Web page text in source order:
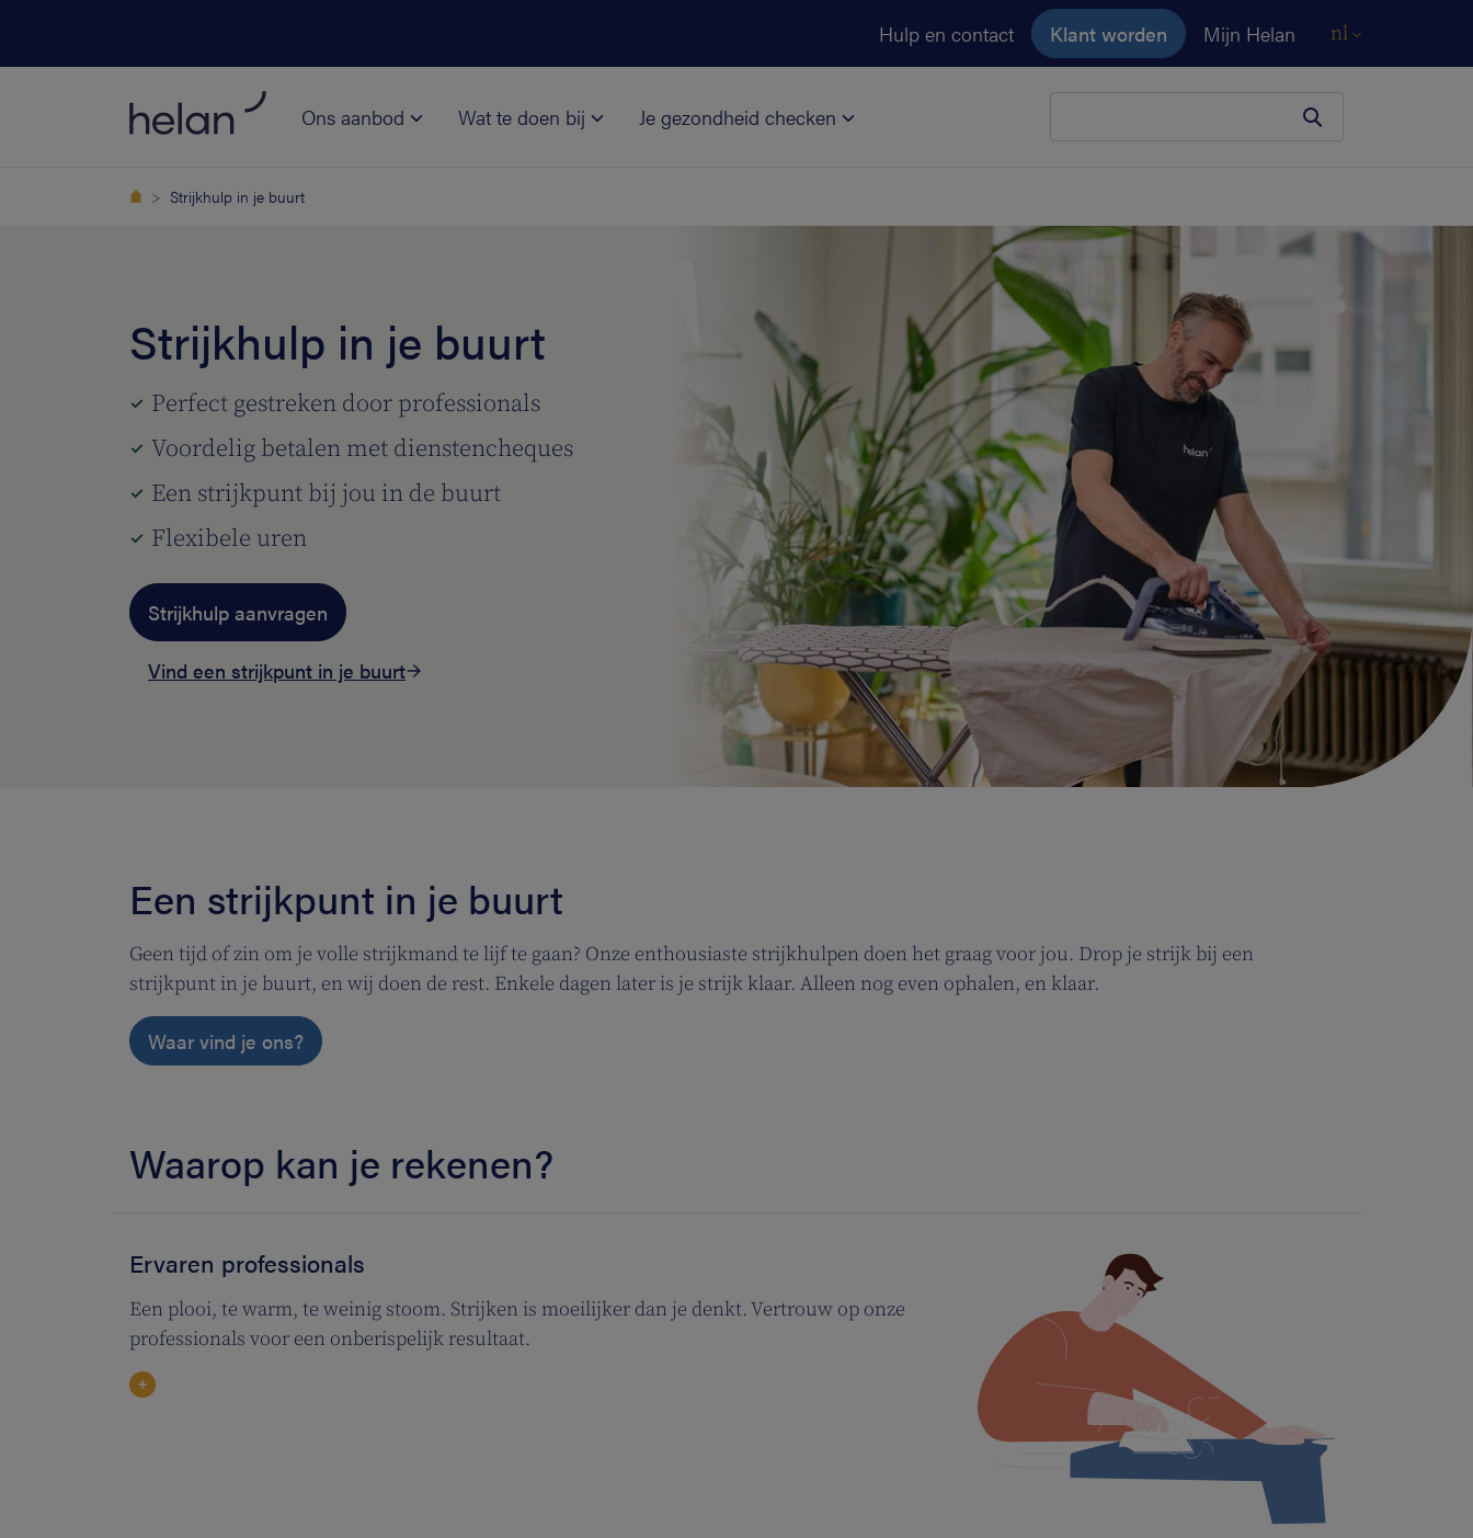
Hulp en contact Klant worden Mijn Helan nl
Ons aanbod Wat te doen bij Je gezondheid checken
Strijkhulp in je buurt
Strijkhulp in je buurt
Perfect gestreken door professionals
Voordelig betalen met dienstencheques
Een strijkpunt bij jou in de buurt
Flexibele uren
Strijkhulp aanvragen
Vind een strijkpunt in je buurt
Een strijkpunt in je buurt
Geen tijd of zin om je volle strijkmand te lijf te gaan? Onze enthousiaste strijkhulpen doen het graag voor jou. Drop je strijk bij een
strijkpunt in je buurt, en wij doen de rest. Enkele dagen later is je strijk klaar. Alleen nog even ophalen, en klaar.
Waar vind je ons?
Waarop kan je rekenen?
Ervaren professionals
Een plooi, te warm, te weinig stoom. Strijken is moeilijker dan je denkt. Vertrouw op onze
professionals voor een onberispelijk resultaat.